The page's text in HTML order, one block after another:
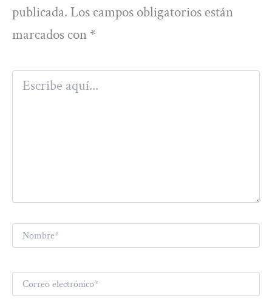
publicada. Los campos obligatorios están
marcados con *
Escribe
aquí...
Correo
electrónico*